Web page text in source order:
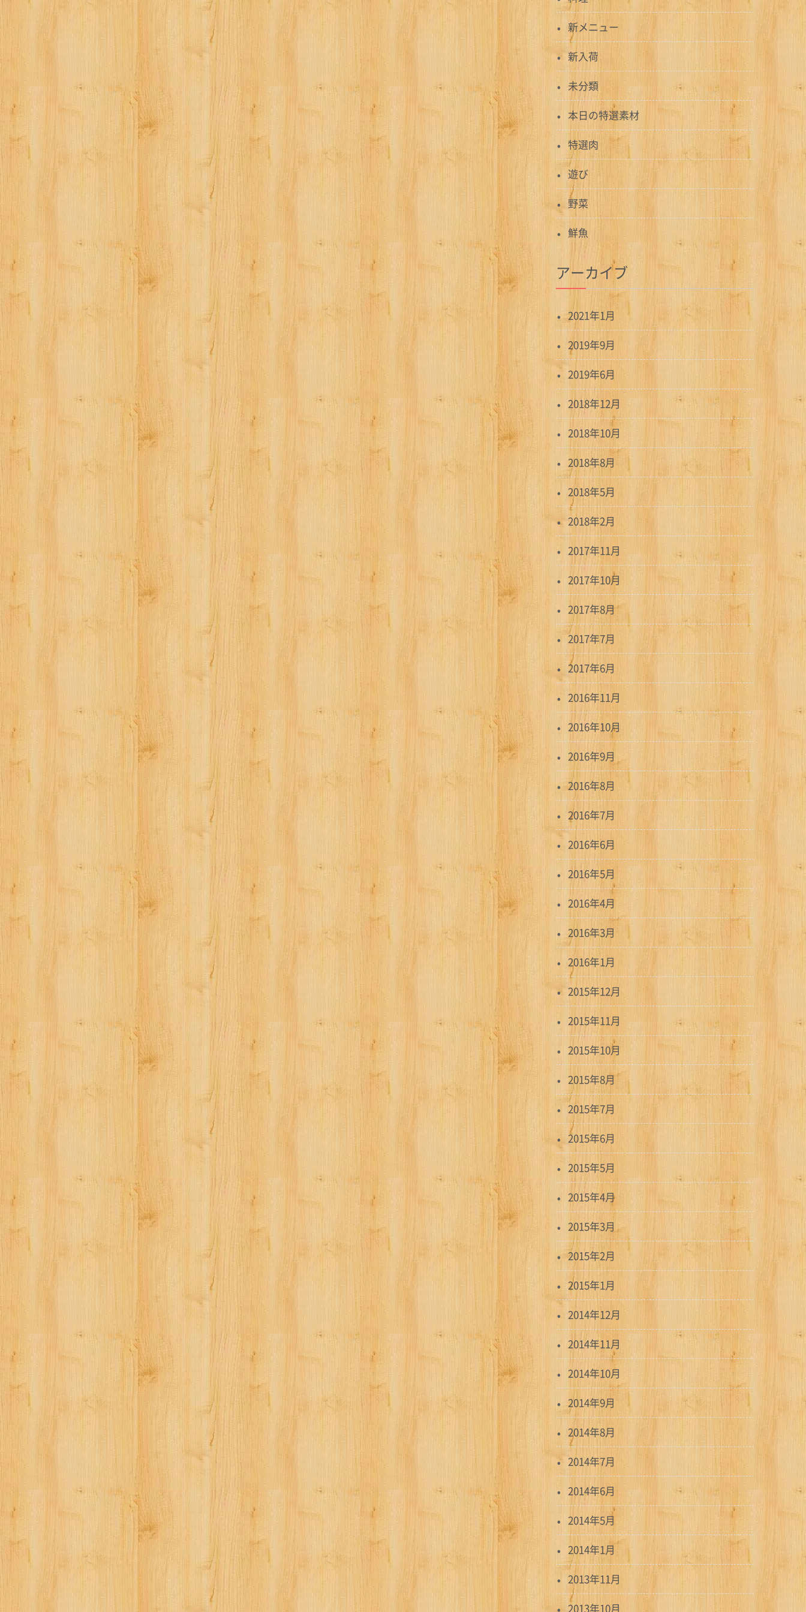
ビ
ョ
新メニュー
新入荷
未分類
本日の特選素材
特選肉
遊び
野菜
鮮魚
アーカイブ
2021年1月
2019年9月
2019年6月
2018年12月
2018年10月
2018年8月
2018年5月
2018年2月
2017年11月
2017年10月
2017年8月
2017年7月
2017年6月
2016年11月
2016年10月
2016年9月
2016年8月
2016年7月
2016年6月
2016年5月
2016年4月
2016年3月
2016年1月
2015年12月
2015年11月
2015年10月
2015年8月
2015年7月
2015年6月
2015年5月
2015年4月
2015年3月
2015年2月
2015年1月
2014年12月
2014年11月
2014年10月
2014年9月
2014年8月
2014年7月
2014年6月
2014年5月
2014年1月
2013年11月
2013年10月